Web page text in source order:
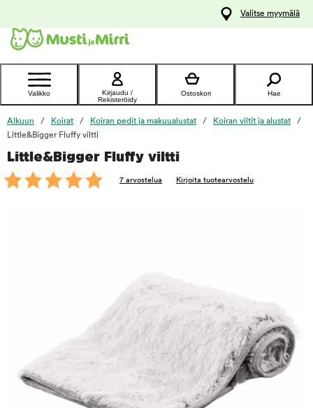
Ota yhteyttä
asiakaspalveluun
Valitse myymälä
Valikko
Kirjaudu /
Rekisteröidy
Ostoskori Hae
Alkuun Koirat Koiran pedit ja makuualustat
Koiran viltit ja alustat
Little&Bigger Fluffy viltti
Little&Bigger Fluffy viltti
7 arvostelua Kirjoita tuotearvostelu
foo